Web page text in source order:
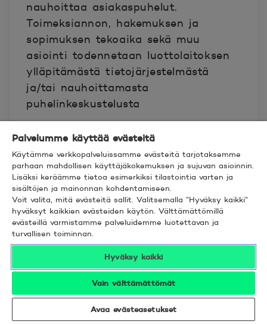
nauhoittaa asiakaspuhelut.
Toimeksiannon, hakemuksen ja
sopimuksen tekoaika sekä muu
asiointi todennetaan luottolaitoksen
ylläpitämästä tietojärjestelmästä
ja/tai nauhoittamasta
puhelinkeskustelusta
15. Oikeus muutoksiin
Pankilla on oikeus muuttaa
luottosopimusta ilmoittamalla
muutoksista velalliselle pysyvällä
tavalla etukäteen silloin, kun muutos
ei lisää velallisen velvollisuuksia eikä
vähennä hänen oikeuksiaan tai
johtuu lain muutoksesta tai
viranomaisen päätöksestä. Muutos
tulee voimaan ilman velallisen
hyväksyntää silloin, kun muutos
Palvelumme käyttää evästeitä
Käytämme verkkopalveluissamme evästeitä tarjotaksemme
parhaan mahdollisen käyttäjäkokemuksen ja sujuvan asioinnin.
Lisäksi keräämme tietoa esimerkiksi tilastointia varten ja
sisältöjen ja mainonnan kohdentamiseen.
Voit valita, mitä evästeitä sallit. Valitsemalla ”Hyväksy kaikki”
hyväksyt kaikkien evästeiden käytön. Välttämättömillä
evästeillä varmistamme palveluidemme luotettavan ja
turvallisen toiminnan.
Hyväksy kaikki
Vain välttämättömät
Avaa evästeasetukset